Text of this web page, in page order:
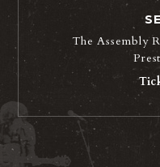
The Assembly